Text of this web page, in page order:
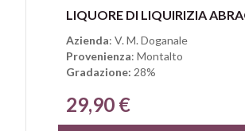
Anteprima
Azienda: V. M. Doganale
Provenienza: Montalto
Gradazione: 28%
29,90 €